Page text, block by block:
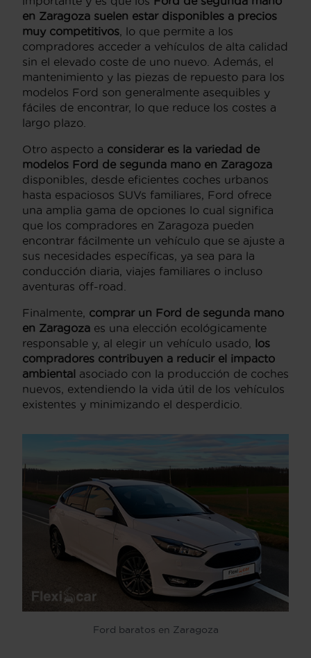
en Zaragoza suelen estar disponibles a precios
muy competitivos , lo que permite a los
compradores acceder a vehículos de alta calidad
sin el elevado coste de uno nuevo. Además, el
mantenimiento y las piezas de repuesto para los
modelos Ford son generalmente asequibles y
fáciles de encontrar, lo que reduce los costes a
largo plazo.
Otro aspecto a considerar es la variedad de
modelos Ford de segunda mano en Zaragoza
disponibles, desde eficientes coches urbanos
hasta espaciosos SUVs familiares, Ford ofrece
una amplia gama de opciones lo cual significa
que los compradores en Zaragoza pueden
encontrar fácilmente un vehículo que se ajuste a
sus necesidades específicas, ya sea para la
conducción diaria, viajes familiares o incluso
aventuras off-road.
Finalmente, comprar un Ford de segunda mano
en Zaragoza es una elección ecológicamente
responsable y, al elegir un vehículo usado,
los
compradores contribuyen a reducir el impacto
ambiental asociado con la producción de coches
nuevos, extendiendo la vida útil de los vehículos
existentes y minimizando el desperdicio.
Ford baratos en Zaragoza